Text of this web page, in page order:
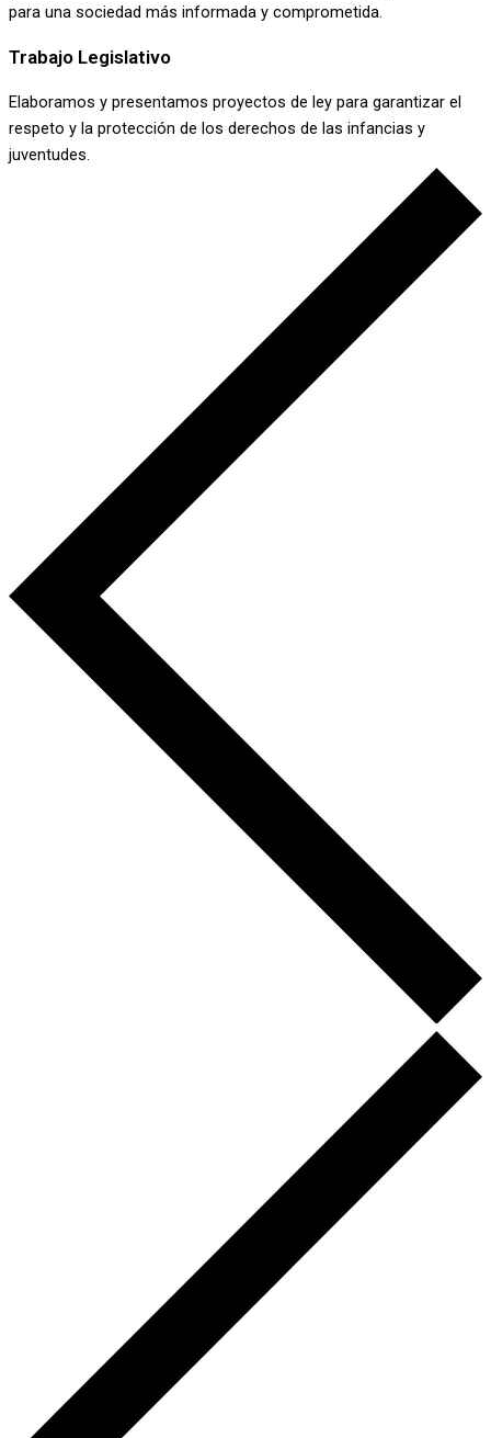
para una sociedad más informada y comprometida.
Trabajo Legislativo
Elaboramos y presentamos proyectos de ley para garantizar el
respeto y la protección de los derechos de las infancias y
juventudes.